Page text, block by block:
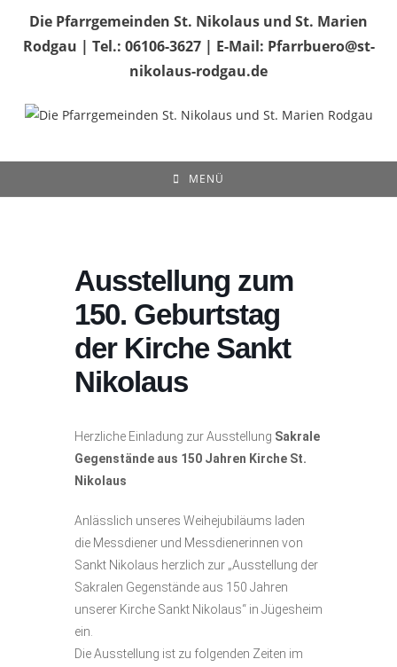
Inhalt
springen
Die Pfarrgemeinden St. Nikolaus und St. Marien
Rodgau | Tel.: 06106-3627 | E-Mail: Pfarrbuero@st-
nikolaus-rodgau.de
MENÜ
Ausstellung zum
150. Geburtstag
der Kirche Sankt
Nikolaus
Herzliche Einladung zur Ausstellung Sakrale
Gegenstände aus 150 Jahren Kirche St.
Nikolaus
Anlässlich unseres Weihejubiläums laden
die Messdiener und Messdienerinnen von
Sankt Nikolaus herzlich zur „Ausstellung der
Sakralen Gegenstände aus 150 Jahren
unserer Kirche Sankt Nikolaus“ in Jügesheim
ein.
Die Ausstellung ist zu folgenden Zeiten im